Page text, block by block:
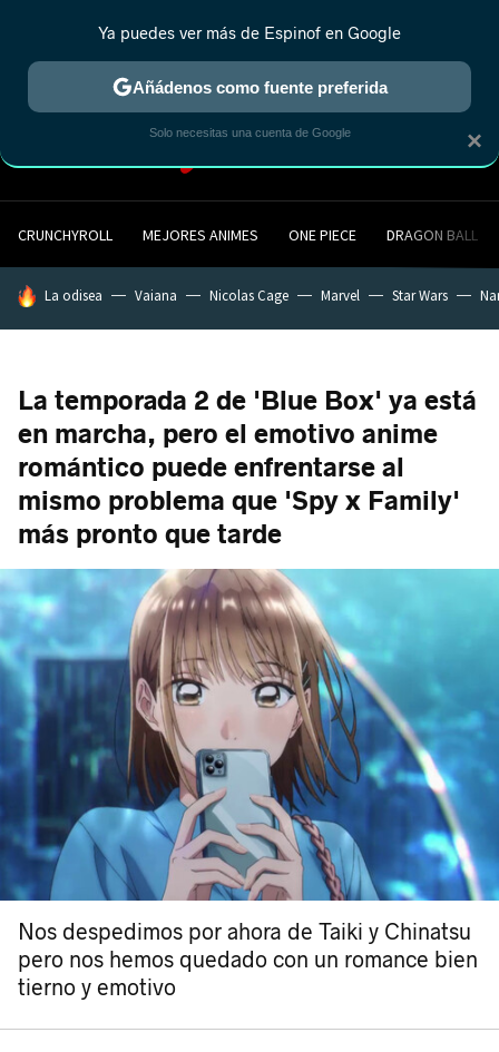
CRUNCHYROLL MEJORES ANIMES ONE PIECE DRAGON BALL
HOY SE HABLA DE
La odisea Vaiana Nicolas Cage Marvel Star Wars
La temporada 2 de 'Blue Box' ya está
en marcha, pero el emotivo anime
romántico puede enfrentarse al
mismo problema que 'Spy x Family'
más pronto que tarde
Nos despedimos por ahora de Taiki y Chinatsu
pero nos hemos quedado con un romance bien
tierno y emotivo
×
Ya puedes ver más de Espinof en Google
Añádenos como fuente preferida
Solo necesitas una cuenta de Google